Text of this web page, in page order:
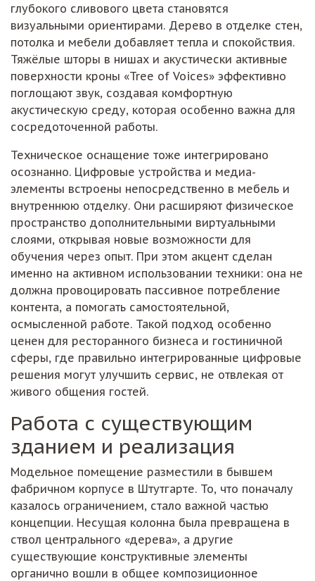
глубокого сливового цвета становятся
визуальными ориентирами. Дерево в отделке стен,
потолка и мебели добавляет тепла и спокойствия.
Тяжёлые шторы в нишах и акустически активные
поверхности кроны «Tree of Voices» эффективно
поглощают звук, создавая комфортную
акустическую среду, которая особенно важна для
сосредоточенной работы.
Техническое оснащение тоже интегрировано
осознанно. Цифровые устройства и медиа-
элементы встроены непосредственно в мебель и
внутреннюю отделку. Они расширяют физическое
пространство дополнительными виртуальными
слоями, открывая новые возможности для
обучения через опыт. При этом акцент сделан
именно на активном использовании техники: она не
должна провоцировать пассивное потребление
контента, а помогать самостоятельной,
осмысленной работе. Такой подход особенно
ценен для ресторанного бизнеса и гостиничной
сферы, где правильно интегрированные цифровые
решения могут улучшить сервис, не отвлекая от
живого общения гостей.
Работа с существующим
зданием и реализация
Модельное помещение разместили в бывшем
фабричном корпусе в Штутгарте. То, что поначалу
казалось ограничением, стало важной частью
концепции. Несущая колонна была превращена в
ствол центрального «дерева», а другие
существующие конструктивные элементы
органично вошли в общее композиционное